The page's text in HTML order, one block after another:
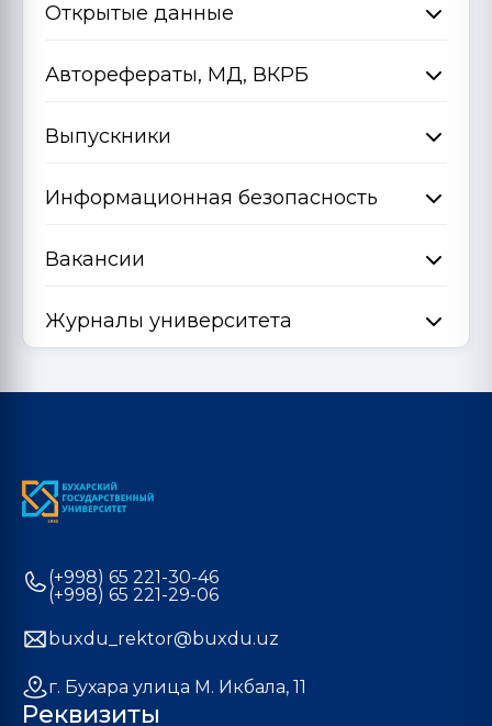
Открытые данные
Авторефераты, МД, ВКРБ
Выпускники
Информационная безопасность
Вакансии
Журналы университета
(+998) 65 221-30-46
(+998) 65 221-29-06
buxdu_rektor@buxdu.uz
г. Бухара улица М. Икбала, 11
Реквизиты